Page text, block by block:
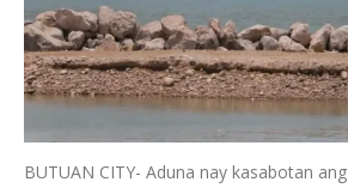
BUTUAN CITY- Aduna nay kasabotan